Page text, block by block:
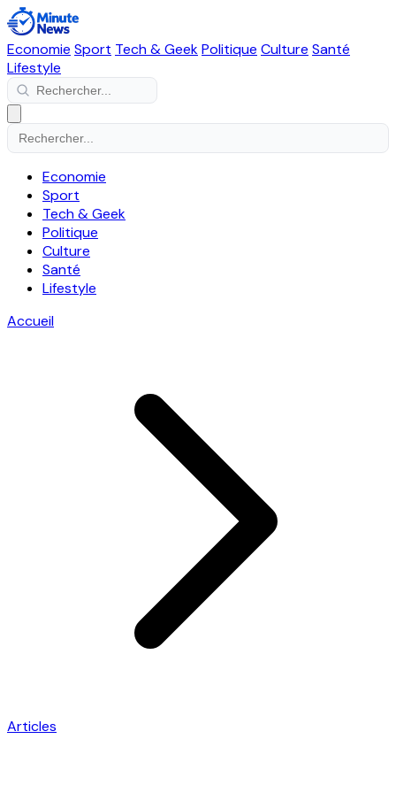
Economie Sport Tech & GeekPolitique Culture Santé
Lifestyle
Economie
Sport
Tech & Geek
Politique
Culture
Santé
Lifestyle
Accueil
Articles